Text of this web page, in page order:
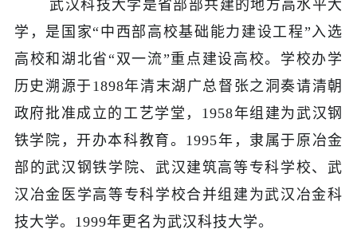
武汉科技大学是省部部共建的地方高水平大
学，是国家“中西部高校基础能力建设工程”入选
高校和湖北省“双一流”重点建设高校。学校办学
历史溯源于1898年清末湖广总督张之洞奏请清朝
政府批准成立的工艺学堂，1958年组建为武汉钢
铁学院，开办本科教育。1995年，隶属于原冶金
部的武汉钢铁学院、武汉建筑高等专科学校、武
汉冶金医学高等专科学校合并组建为武汉冶金科
技大学。1999年更名为武汉科技大学。